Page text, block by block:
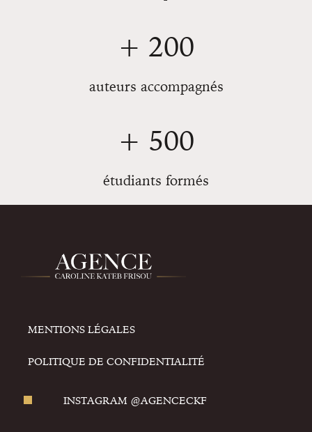
+ 200
auteurs accompagnés
+ 500
étudiants formés
MENTIONS LÉGALES
POLITIQUE DE CONFIDENTIALITÉ
INSTAGRAM @AGENCECKF